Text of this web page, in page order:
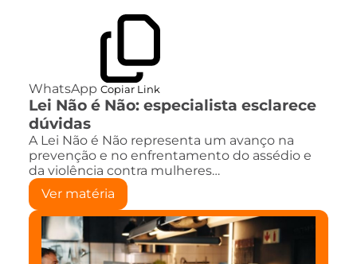
WhatsApp Copiar Link
Lei Não é Não: especialista esclarece
dúvidas
A Lei Não é Não representa um avanço na
prevenção e no enfrentamento do assédio e
da violência contra mulheres…
Ver matéria